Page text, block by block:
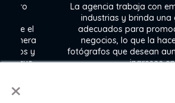
×
La agencia trabaja con
industrias y brinda una
adecuados para
negocios, lo que la hace
fotógrafos que desean
ingresos en línea.